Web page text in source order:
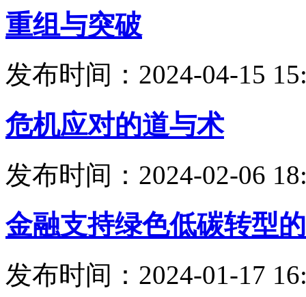
重组与突破
发布时间：2024-04-15
危机应对的道与术
发布时间：2024-02-06
金融支持绿色低碳转型
发布时间：2024-01-17